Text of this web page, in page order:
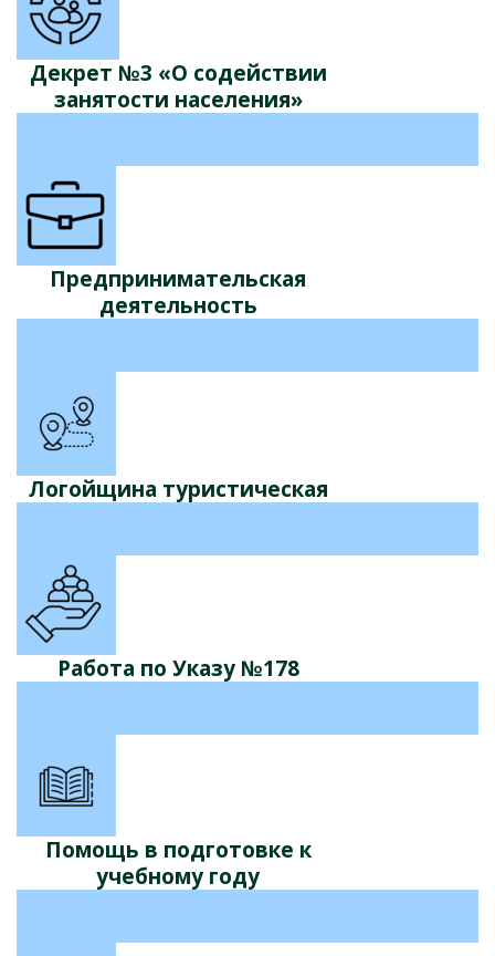
Декрет №3 «О содействии
занятости населения»
Предпринимательская
деятельность
Логойщина туристическая
Работа по Указу №178
Помощь в подготовке к
учебному году